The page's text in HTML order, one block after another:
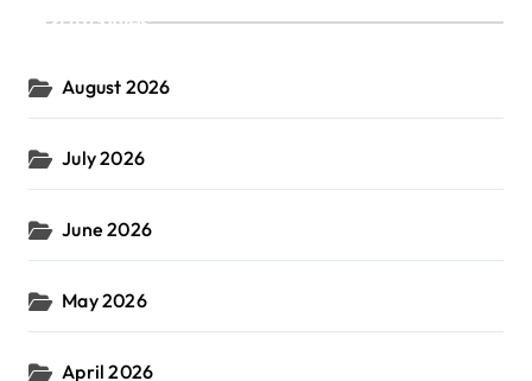
Archives
August 2026
July 2026
June 2026
May 2026
April 2026